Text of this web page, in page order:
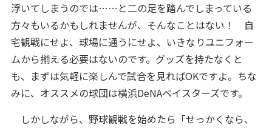
浮いてしまうのでは……と二の足を踏んでしまっている
方々もいるかもしれませんが、そんなことはない！ 自
宅観戦にせよ、球場に通うにせよ、いきなりユニフォー
ムから揃える必要はないのです。グッズを持たなくと
も、まずは気軽に楽しんで試合を見ればOKですよ。ちな
みに、オススメの球団は横浜DeNAベイスターズです。
しかしながら、野球観戦を始めたら「せっかくなら、